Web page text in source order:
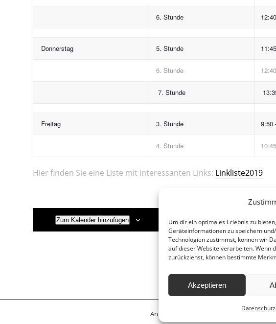
Um dir ein optimales Erlebnis zu
Geräteinformationen zu speichern
Technologien zustimmst, können wir
auf dieser Website verarbeiten. Wenn
zurückziehst, können bestimmte
Akzeptieren
6. Stunde
Donnerstag 5. Stunde
6. Stunde
7. Stunde
Freitag 3. Stunde 9:50
4. Stunde
Hier finden Sie eine Liste mit interessanten Links: Linkliste2019
Zum Kalender hinzufügen
Anfahrt Hausordnung